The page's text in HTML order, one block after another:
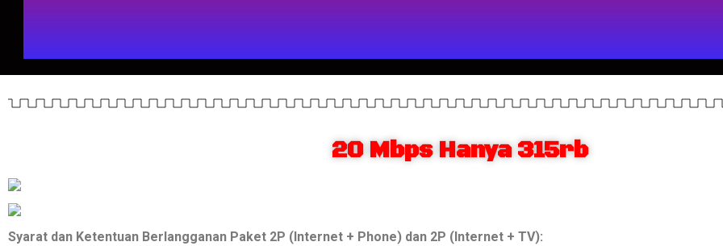
20 Mbps Hanya 315rb
Syarat dan Ketentuan Berlangganan Paket 2P (Internet + Phone) dan 2P (Internet + TV):